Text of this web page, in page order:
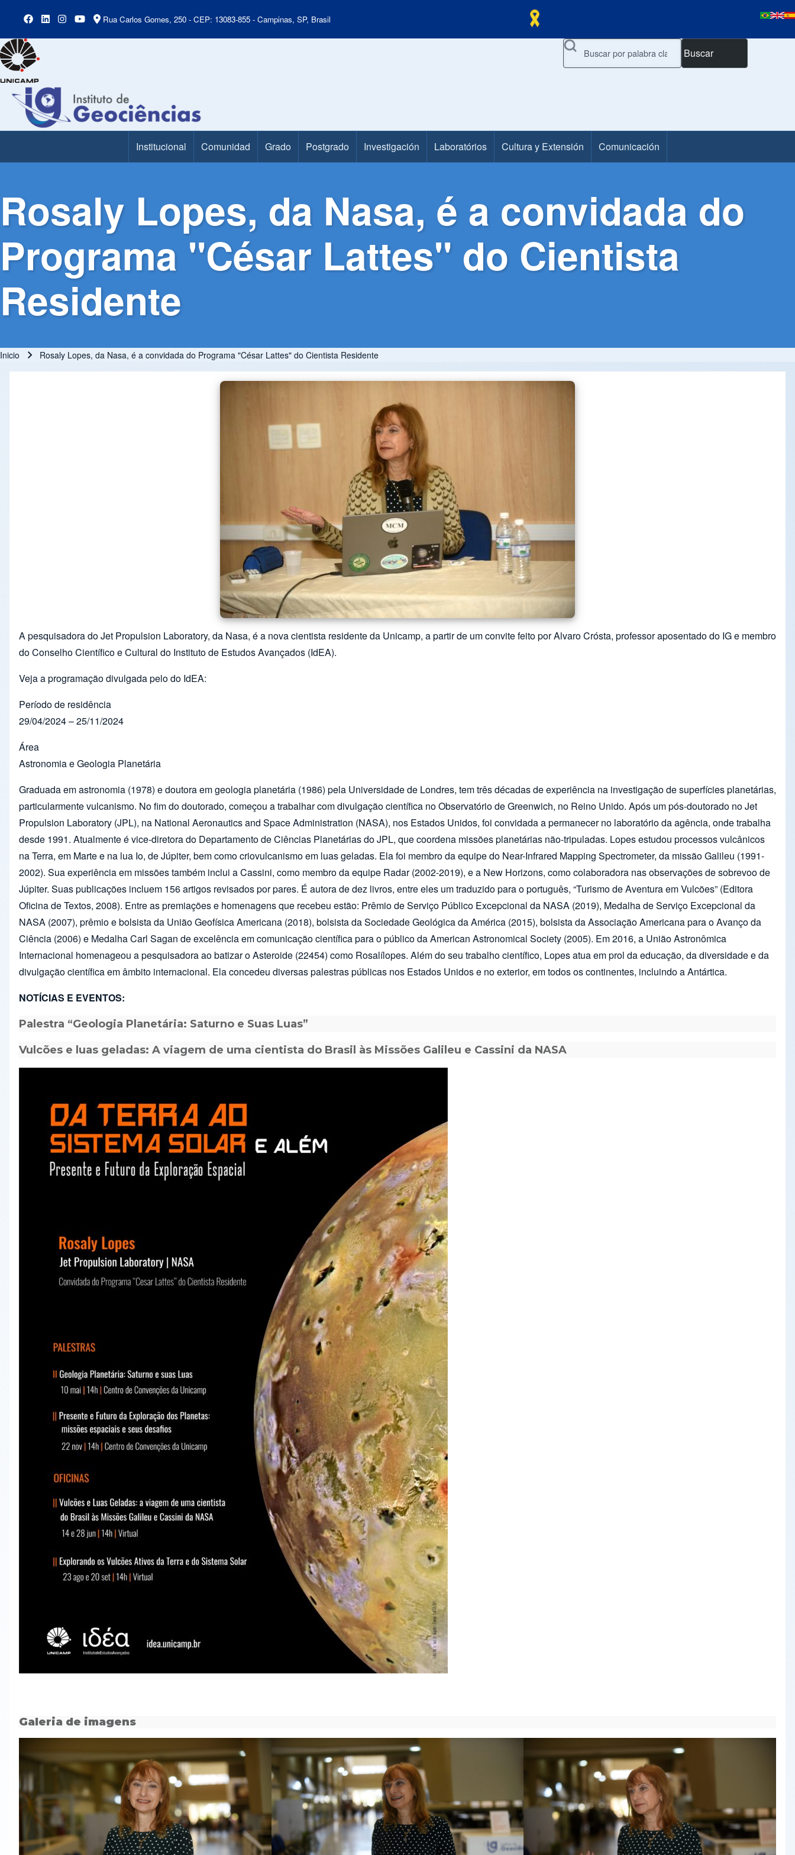
Rua Carlos Gomes, 250 - CEP: 13083-855 - Campinas, SP, Brasil
Buscar
Main Menu Institucional Comunidad Grado Postgrado Investigación Laboratórios Cultura y Extensión Comunicación
Rosaly Lopes, da Nasa, é a convidada do
Programa "César Lattes" do Cientista
Residente
Ruta de navegación
Inicio Rosaly Lopes, da Nasa, é a convidada do Programa "César Lattes" do Cientista Residente
A pesquisadora do Jet Propulsion Laboratory, da Nasa, é a nova cientista residente da Unicamp, a partir de um convite feito por Alvaro Crósta, professor aposentado do IG e membro
do Conselho Científico e Cultural do Instituto de Estudos Avançados (IdEA).
Veja a programação divulgada pelo do IdEA:
Período de residência
29/04/2024 – 25/11/2024
Área
Astronomia e Geologia Planetária
Graduada em astronomia (1978) e doutora em geologia planetária (1986) pela Universidade de Londres, tem três décadas de experiência na investigação de superfícies planetárias,
particularmente vulcanismo. No fim do doutorado, começou a trabalhar com divulgação científica no Observatório de Greenwich, no Reino Unido. Após um pós-doutorado no Jet
Propulsion Laboratory (JPL), na National Aeronautics and Space Administration (NASA), nos Estados Unidos, foi convidada a permanecer no laboratório da agência, onde trabalha
desde 1991. Atualmente é vice-diretora do Departamento de Ciências Planetárias do JPL, que coordena missões planetárias não-tripuladas. Lopes estudou processos vulcânicos
na Terra, em Marte e na lua Io, de Júpiter, bem como criovulcanismo em luas geladas. Ela foi membro da equipe do Near-Infrared Mapping Spectrometer, da missão Galileu (1991-
2002). Sua experiência em missões também inclui a Cassini, como membro da equipe Radar (2002-2019), e a New Horizons, como colaboradora nas observações de sobrevoo de
Júpiter. Suas publicações incluem 156 artigos revisados por pares. É autora de dez livros, entre eles um traduzido para o português, “Turismo de Aventura em Vulcões” (Editora
Oficina de Textos, 2008). Entre as premiações e homenagens que recebeu estão: Prêmio de Serviço Público Excepcional da NASA (2019), Medalha de Serviço Excepcional da
NASA (2007), prêmio e bolsista da União Geofísica Americana (2018), bolsista da Sociedade Geológica da América (2015), bolsista da Associação Americana para o Avanço da
Ciência (2006) e Medalha Carl Sagan de excelência em comunicação científica para o público da American Astronomical Society (2005). Em 2016, a União Astronômica
Internacional homenageou a pesquisadora ao batizar o Asteroide (22454) como Rosalílopes. Além do seu trabalho científico, Lopes atua em prol da educação, da diversidade e da
divulgação científica em âmbito internacional. Ela concedeu diversas palestras públicas nos Estados Unidos e no exterior, em todos os continentes, incluindo a Antártica.
NOTÍCIAS E EVENTOS:
Palestra “Geologia Planetária: Saturno e Suas Luas”
Vulcões e luas geladas: A viagem de uma cientista do Brasil às Missões Galileu e Cassini da NASA
Galeria de imagens